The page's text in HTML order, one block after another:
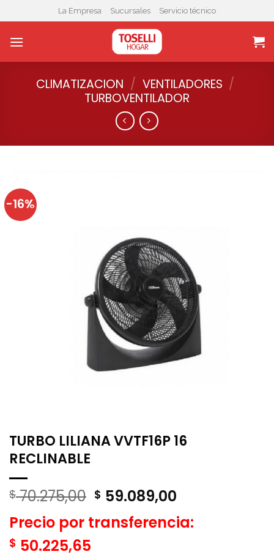
to
content
La Empresa Sucursales Servicio técnico
CLIMATIZACION / VENTILADORES /
TURBOVENTILADOR
-16%
TURBO LILIANA VVTF16P 16
RECLINABLE
$70.275,00 El
original
$ 59.089,00
actual
Precio por transferencia:
$ 50.225,65